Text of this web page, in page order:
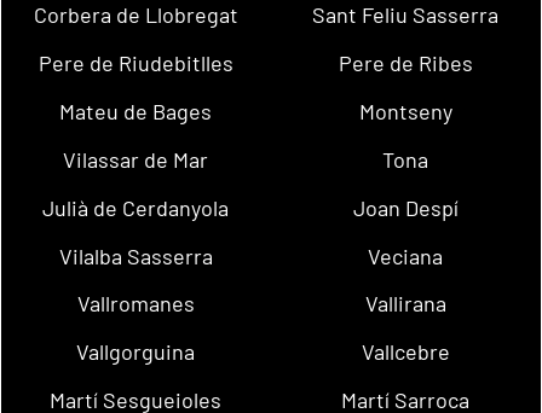
Corbera de Llobregat
Sant Feliu Sasserra
Pere de Riudebitlles
Pere de Ribes
Mateu de Bages
Montseny
Vilassar de Mar
Tona
Julià de Cerdanyola
Joan Despí
Vilalba Sasserra
Veciana
Vallromanes
Vallirana
Vallgorguina
Vallcebre
Martí Sesgueioles
Martí Sarroca